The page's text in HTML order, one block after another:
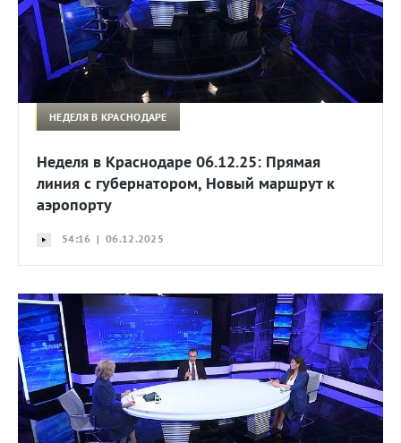
НЕДЕЛЯ В КРАСНОДАРЕ
Неделя в Краснодаре 06.12.25: Прямая
линия с губернатором, Новый маршрут к
аэропорту
54:16 | 06.12.2025